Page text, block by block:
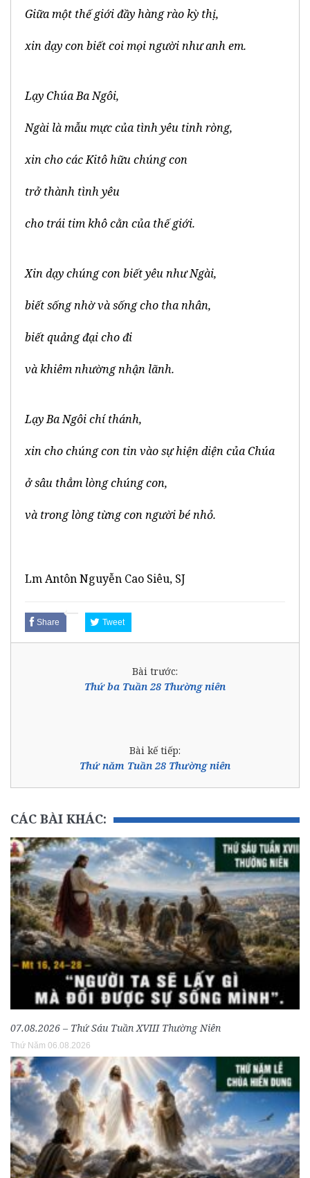
Giữa một thế giới đầy hàng rào kỳ thị,
xin dạy con biết coi mọi người như anh em.
Lạy Chúa Ba Ngôi,
Ngài là mẫu mực của tình yêu tinh ròng,
xin cho các Kitô hữu chúng con
trở thành tình yêu
cho trái tim khô cằn của thế giới.
Xin dạy chúng con biết yêu như Ngài,
biết sống nhờ và sống cho tha nhân,
biết quảng đại cho đi
và khiêm nhường nhận lãnh.
Lạy Ba Ngôi chí thánh,
xin cho chúng con tin vào sự hiện diện của Chúa
ở sâu thẳm lòng chúng con,
và trong lòng từng con người bé nhỏ.
Lm Antôn Nguyễn Cao Siêu, SJ
Share Tweet
Bài trước:
Thứ ba Tuần 28 Thường niên
Bài kế tiếp:
Thứ năm Tuần 28 Thường niên
CÁC BÀI KHÁC:
07.08.2026 – Thứ Sáu Tuần XVIII Thường Niên
Thứ Năm 06.08.2026